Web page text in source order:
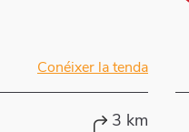
Conéixer la tenda
3 km